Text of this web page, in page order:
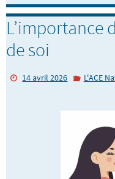
L’importance
de soi
14 avril 2026 L'ACE